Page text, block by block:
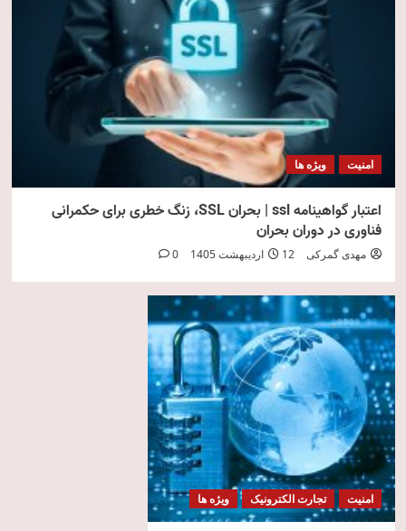
امنیت ویژه ها
اعتبار گواهینامه ssl | بحران SSL، زنگ خطری برای حکمرانی
فناوری در دوران بحران
مهدی گمرکی 12 اردیبهشت 1405 0
امنیت تجارت الکترونیک ویژه ها